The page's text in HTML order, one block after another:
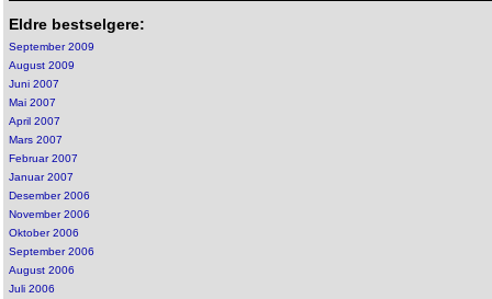
Eldre bestselgere:
September 2009
August 2009
Juni 2007
Mai 2007
April 2007
Mars 2007
Februar 2007
Januar 2007
Desember 2006
November 2006
Oktober 2006
September 2006
August 2006
Juli 2006